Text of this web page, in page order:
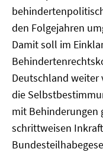
den Folgejahren
Damit soll im
Deutschland weiter
die
mit Behinderungen
schrittweisen